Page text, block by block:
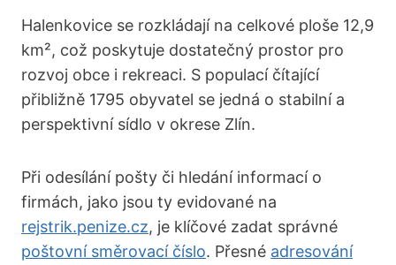
Halenkovice se rozkládají na celkové ploše 12,9
km², což poskytuje dostatečný prostor pro
rozvoj obce i rekreaci. S populací čítající
přibližně 1795 obyvatel se jedná o stabilní a
perspektivní sídlo v okrese Zlín.
Při odesílání pošty či hledání informací o
firmách, jako jsou ty evidované na
rejstrik.penize.cz, je klíčové zadat správné
poštovní směrovací číslo. Přesné adresování